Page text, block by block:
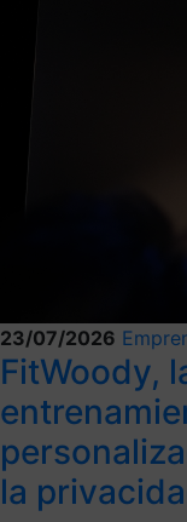
23/07/2026
FitWoody,
la